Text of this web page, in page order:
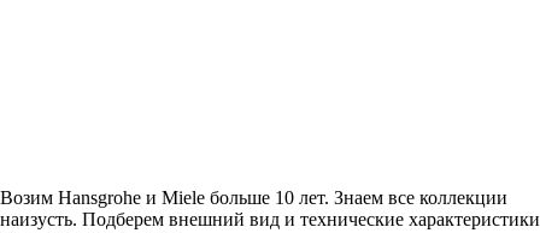
Возим Hansgrohe и Miele больше 10 лет. Знаем все коллекции
наизусть. Подберем внешний вид и технические характеристики